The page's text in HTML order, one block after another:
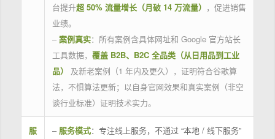
台提升超 50% 流量增长（月破 14 万流量） ，促进销售
业绩。
– 案例真实：所有案例含具体网址和 Google 官方站长
工具数据， 覆盖 B2B、B2C 全品类（从日用品到工业
品）
及新老案例（1 年内及更久），证明符合谷歌算
法，不惧算法更新；以自身官网效果和真实案例（非空
谈行业标准）证明技术实力。
服
– 服务模式：专注线上服务，不通过 “本地 / 线下服务”